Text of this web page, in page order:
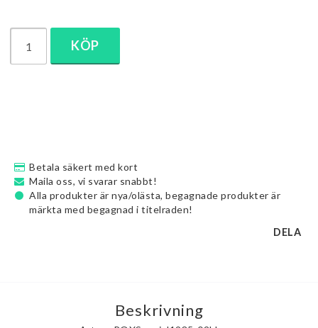
KÖP
Betala säkert med kort
Maila oss, vi svarar snabbt!
Alla produkter är nya/olästa, begagnade produkter är
märkta med begagnad i titelraden!
DELA
Beskrivning